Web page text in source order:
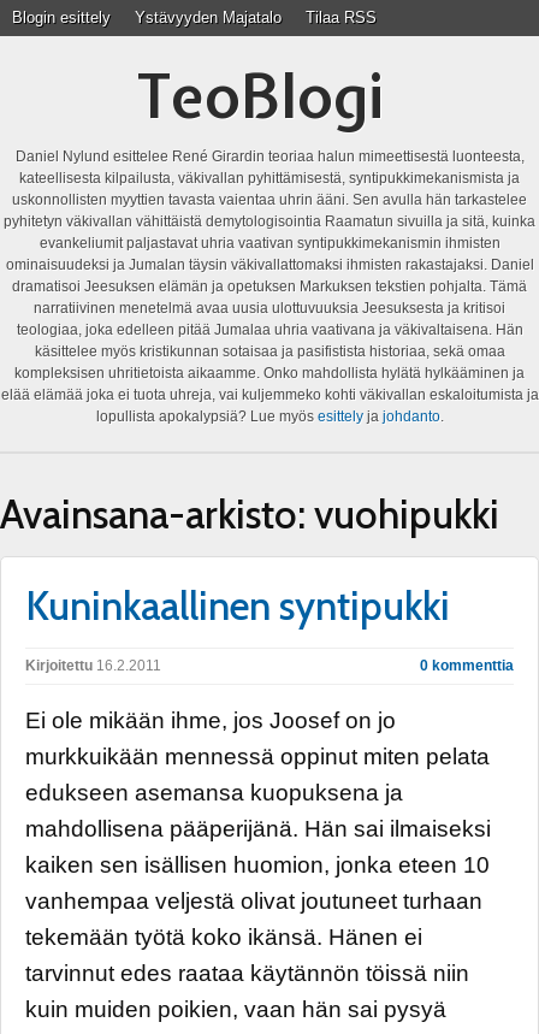
Blogin esittely Ystävyyden Majatalo Tilaa RSS
TeoBlogi
Daniel Nylund esittelee René Girardin teoriaa halun mimeettisestä luonteesta,
kateellisesta kilpailusta, väkivallan pyhittämisestä, syntipukkimekanismista ja
uskonnollisten myyttien tavasta vaientaa uhrin ääni. Sen avulla hän tarkastelee
pyhitetyn väkivallan vähittäistä demytologisointia Raamatun sivuilla ja sitä, kuinka
evankeliumit paljastavat uhria vaativan syntipukkimekanismin ihmisten
ominaisuudeksi ja Jumalan täysin väkivallattomaksi ihmisten rakastajaksi. Daniel
dramatisoi Jeesuksen elämän ja opetuksen Markuksen tekstien pohjalta. Tämä
narratiivinen menetelmä avaa uusia ulottuvuuksia Jeesuksesta ja kritisoi
teologiaa, joka edelleen pitää Jumalaa uhria vaativana ja väkivaltaisena. Hän
käsittelee myös kristikunnan sotaisaa ja pasifistista historiaa, sekä omaa
kompleksisen uhritietoista aikaamme. Onko mahdollista hylätä hylkääminen ja
elää elämää joka ei tuota uhreja, vai kuljemmeko kohti väkivallan eskaloitumista ja
lopullista apokalypsiä? Lue myös esittelyja johdanto.
Avainsana-arkisto: vuohipukki
Kuninkaallinen syntipukki
Kirjoitettu 16.2.2011 0 kommenttia
Ei ole mikään ihme, jos Joosef on jo
murkkuikään mennessä oppinut miten pelata
edukseen asemansa kuopuksena ja
mahdollisena pääperijänä. Hän sai ilmaiseksi
kaiken sen isällisen huomion, jonka eteen 10
vanhempaa veljestä olivat joutuneet turhaan
tekemään työtä koko ikänsä. Hänen ei
tarvinnut edes raataa käytännön töissä niin
kuin muiden poikien, vaan hän sai pysyä